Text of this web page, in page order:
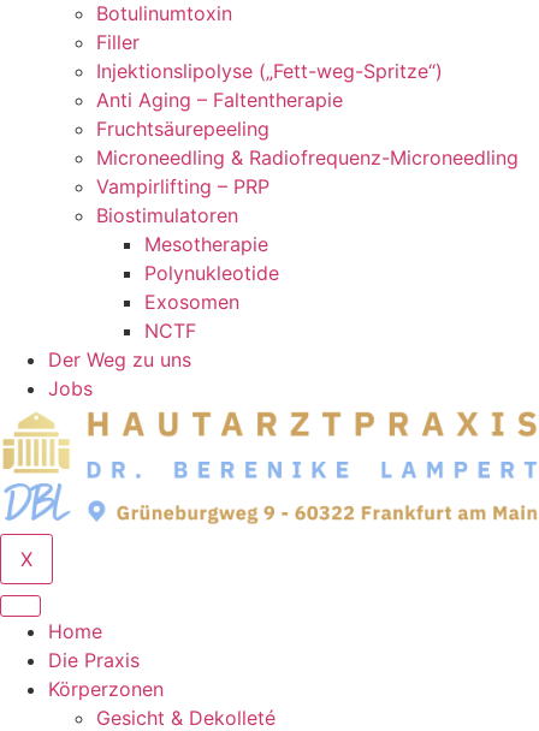
Botulinumtoxin
Filler
Injektionslipolyse („Fett-weg-Spritze“)
Anti Aging – Faltentherapie
Fruchtsäurepeeling
Microneedling & Radiofrequenz-Microneedling
Vampirlifting – PRP
Biostimulatoren
Mesotherapie
Polynukleotide
Exosomen
NCTF
Der Weg zu uns
Jobs
X
Home
Die Praxis
Körperzonen
Gesicht & Dekolleté